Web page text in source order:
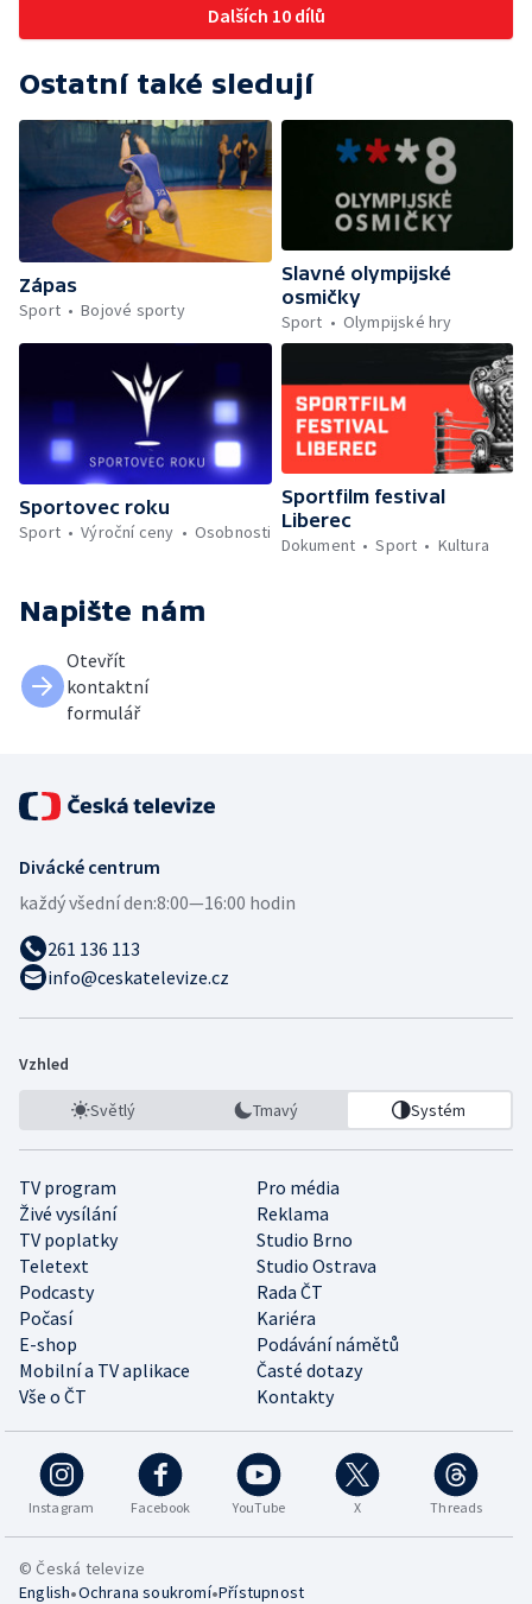
Dalších 10 dílů
Ostatní také sledují
Zápas
Sport
Bojové sporty
Slavné olympijské
osmičky
Sport
Olympijské hry
Sportovec roku
Sport
Výroční ceny Osobnosti
Sportfilm festival
Liberec
Dokument
Sport Kultura
Napište nám
Otevřít
kontaktní
formulář
Divácké centrum
každý všední den:8:00—16:00 hodin
261 136 113
info@ceskatelevize.cz
Vzhled
Světlý Tmavý Systém
TV program
Pro média
Živé vysílání
Reklama
TV poplatky
Studio Brno
Teletext
Studio Ostrava
Podcasty
Rada ČT
Počasí
Kariéra
E-shop
Podávání námětů
Mobilní a TV aplikace
Časté dotazy
Vše o ČT
Kontakty
Instagram Facebook YouTube X Threads
© Česká televize
English•Ochrana soukromí•Přístupnost